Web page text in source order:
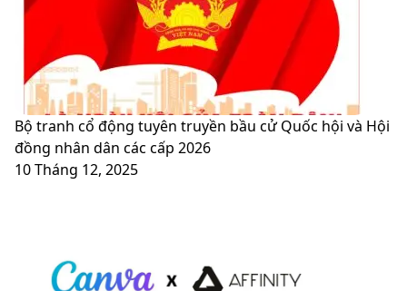
năm
đã
âm
thanh
Bộ tranh cổ động tuyên truyền bầu cử Quốc hội và Hội
đồng nhân dân các cấp 2026
10 Tháng 12, 2025